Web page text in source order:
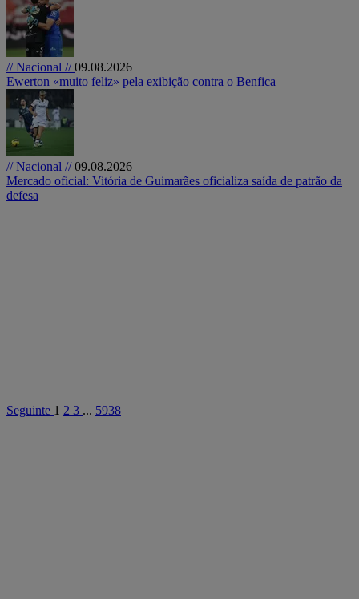
// Nacional //09.08.2026
Ewerton «muito feliz» pela exibição contra o Benfica
// Nacional //09.08.2026
Mercado oficial: Vitória de Guimarães oficializa saída de patrão da
defesa
Seguinte 1 2 3 ... 5938